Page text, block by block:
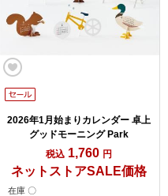
2026年1月始まりカレンダー 卓上
グッドモーニング Park
税込 1,760 円
ネットストアSALE価格
在庫 〇